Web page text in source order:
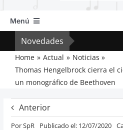
Menú
Inicio
Actual
Artículos
Previos de ópera
Entrevistas
Novedades
Home Actual
Noticias
Thomas Hengelbrock cierra el
un monográfico de Beethoven
Anterior
PorSpR Publicado el: 12/07/2020